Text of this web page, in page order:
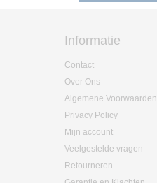
Informatie
Contact
Over Ons
Algemene Voorwaarden
Privacy Policy
Mijn account
Veelgestelde vragen
Retourneren